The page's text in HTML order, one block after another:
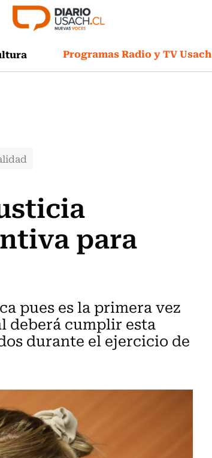
Programas Radio y TV Usach
para
pues es la primera vez
deberá cumplir esta
durante el ejercicio de